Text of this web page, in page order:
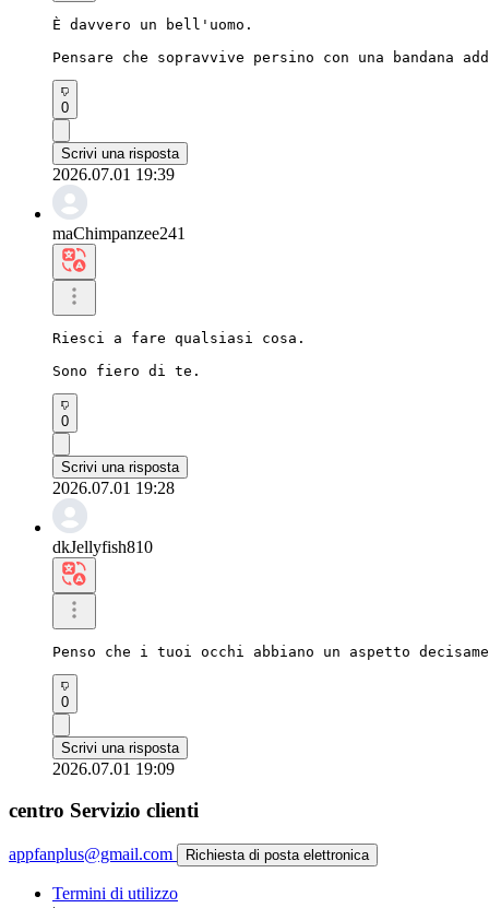
È davvero un bell'uomo.
Pensare che sopravvive persino con una bandana
0
Scrivi una risposta
2026.07.01 19:39
maChimpanzee241
Riesci a fare qualsiasi cosa.
Sono fiero di te.
0
Scrivi una risposta
2026.07.01 19:28
dkJellyfish810
Penso che i tuoi occhi abbiano un aspetto
0
Scrivi una risposta
2026.07.01 19:09
centro Servizio clienti
appfanplus@gmail.com Richiesta di posta elettronica
Termini di utilizzo